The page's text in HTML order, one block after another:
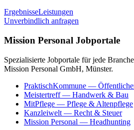
ErgebnisseLeistungen
Unverbindlich anfragen
Mission Personal Jobportale
Spezialisierte Jobportale für jede
Mission Personal GmbH, Münster.
PraktischKommune —
Meistertreff— Handwerk & Bau
MitPflege — Pflege & Altenpflege
Kanzleiwelt — Recht & Steuer
Mission Personal — Headhunting